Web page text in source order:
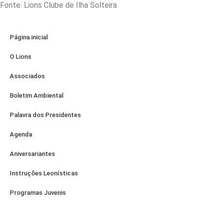
Fonte: Lions Clube de Ilha Solteira
Página inicial
O Lions
Associados
Boletim Ambiental
Palavra dos Presidentes
Agenda
Aniversariantes
Instruções Leonísticas
Programas Juvenis